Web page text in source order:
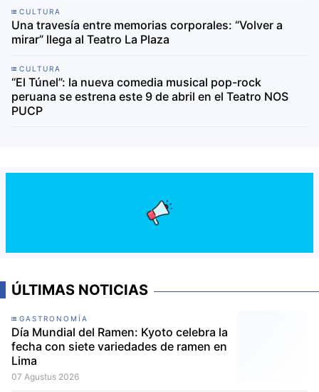
CULTURA
Una travesía entre memorias corporales: “Volver a
mirar” llega al Teatro La Plaza
CULTURA
“El Túnel”: la nueva comedia musical pop-rock
peruana se estrena este 9 de abril en el Teatro NOS
PUCP
ÚLTIMAS NOTICIAS
GASTRONOMÍA
Día Mundial del Ramen: Kyoto celebra la
fecha con siete variedades de ramen en
Lima
07 Agustus 2026